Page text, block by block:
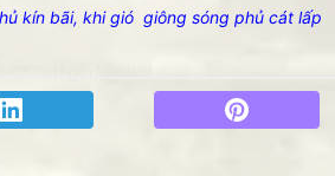
kín bãi, khi gió giông sóng phủ cát lấp
THANKS